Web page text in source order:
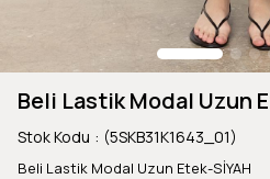
Beli Lastik Modal Uzun
Stok Kodu (5SKB31K1643_01)
Beli Lastik Modal Uzun Etek-SİYAH